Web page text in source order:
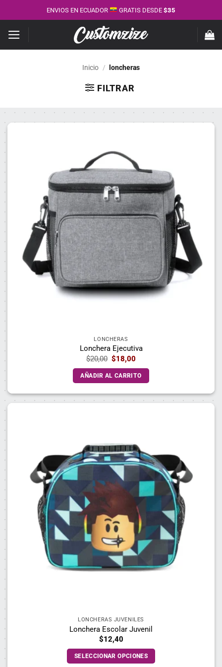
al
contenido
ENVIOS EN ECUADOR GRATIS DESDE $35
Inicio / loncheras
FILTRAR
LONCHERAS
Lonchera Ejecutiva
$20,00 El
precio
original
era:
$20,00.
$18,00
actual
es:
$18,00.
AÑADIR AL CARRITO
LONCHERAS JUVENILES
Lonchera Escolar Juvenil
$12,40
SELECCIONAR OPCIONES